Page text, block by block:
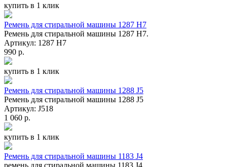
купить в 1 клик
Ремень для стиральной машины 1287 H7
Ремень для стиральной машины 1287 H7.
Артикул: 1287 H7
990 р.
купить в 1 клик
Ремень для стиральной машины 1288 J5
Ремень для стиральной машины 1288 J5
Артикул: J518
1 060 р.
купить в 1 клик
Ремень для стиральной машины 1183 J4
ремень для стиральной машины 1183 J4